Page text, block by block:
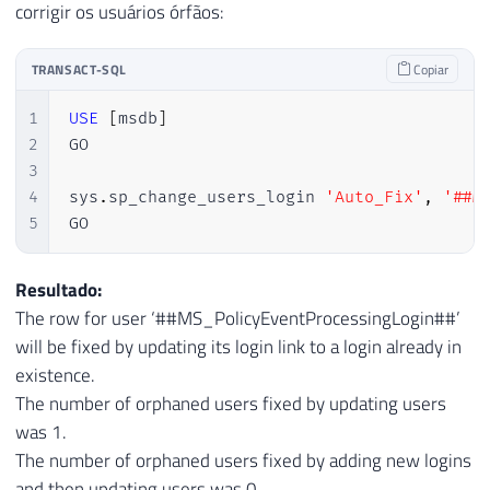
corrigir os usuários órfãos:
TRANSACT-SQL Copiar
1
2
3
4
5
USE [msdb]
GO
sys . sp_change_users_login 'Auto_Fix' ,
GO
Resultado:
The row for user ‘##MS_PolicyEventProcessingLogin##’
will be fixed by updating its login link to a login already in
existence.
The number of orphaned users fixed by updating users
was 1.
The number of orphaned users fixed by adding new logins